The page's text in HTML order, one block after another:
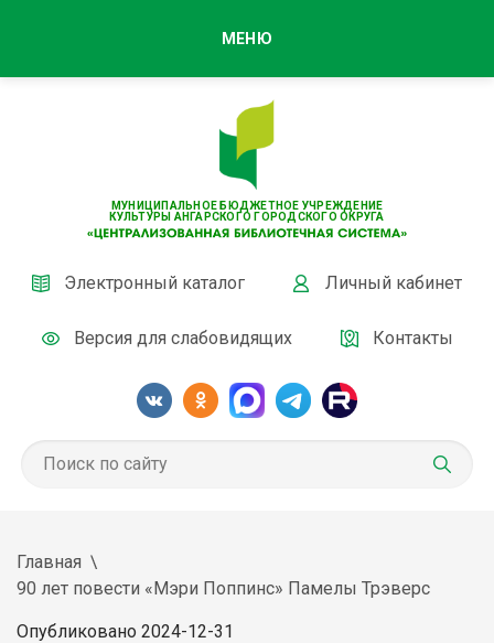
МУНИЦИПАЛЬНОЕ БЮДЖЕТНОЕ УЧРЕЖДЕНИЕ
КУЛЬТУРЫ АНГАРСКОГО ГОРОДСКОГО ОКРУГА
Электронный каталог Личный кабинет
Версия для слабовидящих Контакты
МЕНЮ
Главная
90 лет повести «Мэри Поппинс» Памелы Трэверс
Опубликовано 2024-12-31